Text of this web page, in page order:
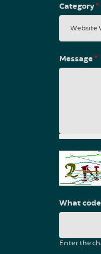
Category*
Message*
What
Enter the